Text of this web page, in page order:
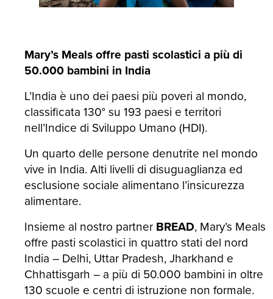
Mary’s Meals offre pasti scolastici a più di
50.000 bambini in India
L’India è uno dei paesi più poveri al mondo,
classificata 130° su 193 paesi e territori
nell’Indice di Sviluppo Umano (HDI).
Un quarto delle persone denutrite nel mondo
vive in India. Alti livelli di disuguaglianza ed
esclusione sociale alimentano l’insicurezza
alimentare.
Insieme al nostro partner BREAD, Mary’s Meals
offre pasti scolastici in quattro stati del nord
India – Delhi, Uttar Pradesh, Jharkhand e
Chhattisgarh – a più di 50.000 bambini in oltre
130 scuole e centri di istruzione non formale.